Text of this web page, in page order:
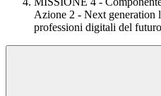
Azione 2 - Next generation
professioni digitali del